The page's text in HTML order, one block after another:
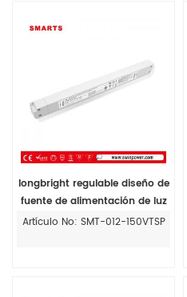
longbright regulable diseño de
fuente de alimentación de luz
led para tira de luz led
Artículo No: SMT-012-150VTSP